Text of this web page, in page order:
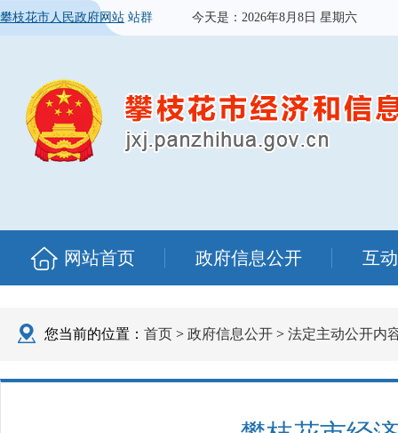
攀枝花市人民政府网站 站群 今天是： 2026年8月8日 星期六
网站首页 政府信息公开 互
您当前的位置： 首页 > 政府信息公开 > 法定主动公开内